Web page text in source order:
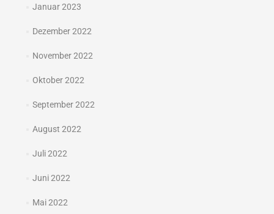
Januar 2023
Dezember 2022
November 2022
Oktober 2022
September 2022
August 2022
Juli 2022
Juni 2022
Mai 2022